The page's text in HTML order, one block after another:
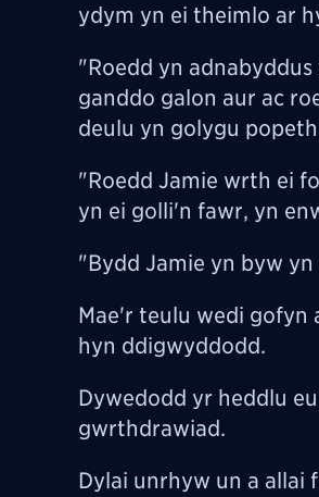
ydym yn ei theimlo ar
"Roedd yn
ganddo galon aur ac
deulu yn golygu
"Roedd Jamie wrth ei
yn ei golli'n fawr, yn
"Bydd Jamie yn byw
Mae'r teulu wedi gofyn
hyn ddigwyddodd.
Dywedodd yr heddlu
gwrthdrawiad.
Dylai unrhyw un a allai